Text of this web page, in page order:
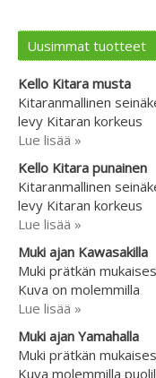
Uusimmat tuotteet
Kello Kitara musta
Kitaranmallinen
levy Kitaran korkeus
Lue lisää »
Kello Kitara punainen
Kitaranmallinen
levy Kitaran korkeus
Lue lisää »
Muki ajan Kawasakilla
Muki prätkän
Kuva on molemmilla
Lue lisää »
Muki ajan Yamahalla
Muki prätkän
Kuva molemmilla